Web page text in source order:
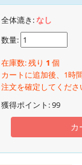
全体漉き:なし
数量:
在庫数: 残り 1 個
カートに追加後、1時
注文を確定してくださ
獲得ポイント:99
カ